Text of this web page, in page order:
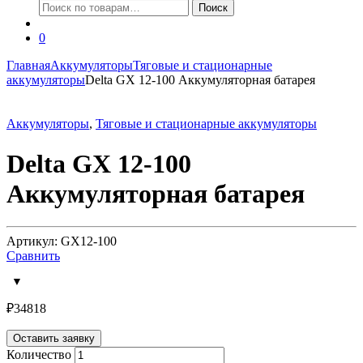
Искать:
Поиск
0
ГлавнаяАккумуляторыТяговые и стационарные
аккумуляторыDelta GX 12-100 Аккумуляторная батарея
Аккумуляторы, Тяговые и стационарные аккумуляторы
Delta GX 12-100
Аккумуляторная батарея
Артикул: GX12-100
Сравнить
₽34818
Оставить заявку
Количество